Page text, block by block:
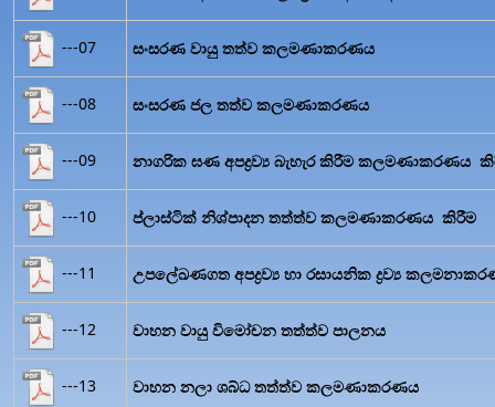
---07 සංසරණ වායු තත්ව කලමණාකරණය
---08 සංසරණ ජල තත්ව කලමණාකරණය
---09 නාගරික ඝණ අපද්‍රව්‍ය බැහැර කිරීම කලමණාකරණය
---10 ප්ලාස්ටික් නිශ්පාදන තත්ත්ව කලමණාකරණය කිරීම
---11 උපලේඛණගත අපද්‍රව්‍ය හා රසායනික ද්‍රව්‍ය
---12 වාහන වායු විමෝචන තත්ත්ව පාලනය
---13 වාහන නලා ශබ්ධ තත්ත්ව කලමණාකරණය